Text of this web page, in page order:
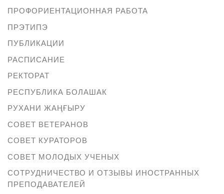
ПРОФОРИЕНТАЦИОННАЯ РАБОТА
ПРЭТИПЭ
ПУБЛИКАЦИИ
РАСПИСАНИЕ
РЕКТОРАТ
РЕСПУБЛИКА БОЛАШАК
РУХАНИ ЖАҢҒЫРУ
СОВЕТ ВЕТЕРАНОВ
СОВЕТ КУРАТОРОВ
СОВЕТ МОЛОДЫХ УЧЕНЫХ
СОТРУДНИЧЕСТВО И ОТЗЫВЫ ИНОСТРАННЫХ
ПРЕПОДАВАТЕЛЕЙ